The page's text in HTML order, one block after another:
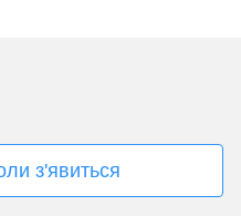
з'явиться